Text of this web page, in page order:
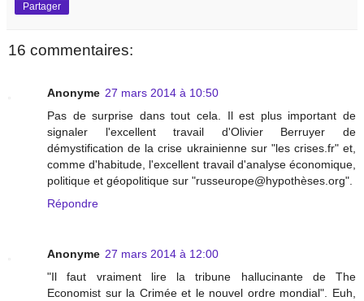
Partager
16 commentaires:
Anonyme 27 mars 2014 à 10:50
Pas de surprise dans tout cela. Il est plus important de
signaler l'excellent travail d'Olivier Berruyer de
démystification de la crise ukrainienne sur "les crises.fr" et,
comme d'habitude, l'excellent travail d'analyse économique,
politique et géopolitique sur "russeurope@hypothèses.org".
Répondre
Anonyme 27 mars 2014 à 12:00
"Il faut vraiment lire la tribune hallucinante de The
Economist sur la Crimée et le nouvel ordre mondial". Euh,